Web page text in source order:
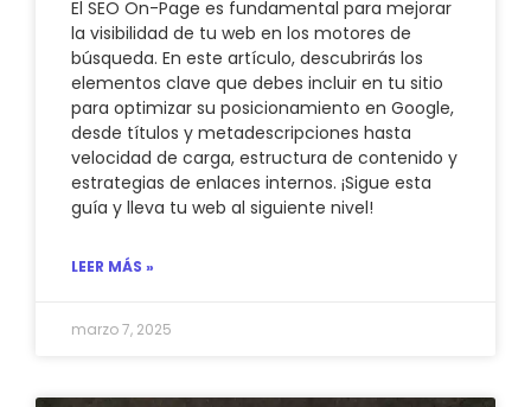
El SEO On-Page es fundamental para mejorar
la visibilidad de tu web en los motores de
búsqueda. En este artículo, descubrirás los
elementos clave que debes incluir en tu sitio
para optimizar su posicionamiento en Google,
desde títulos y metadescripciones hasta
velocidad de carga, estructura de contenido y
estrategias de enlaces internos. ¡Sigue esta
guía y lleva tu web al siguiente nivel!
LEER MÁS »
marzo 7, 2025